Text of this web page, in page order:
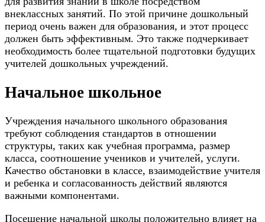
внеклассных занятий. По этой причине дошкольный
период очень важен для образования, и этот процесс
должен быть эффективным. Это также подчеркивает
необходимость более тщательной подготовки будущих
учителей дошкольных учреждений.
Начальное школьное
Учреждения начального школьного образования
требуют соблюдения стандартов в отношении
структуры, таких как учебная программа, размер
класса, соотношение учеников и учителей, услуги.
Качество обстановки в классе, взаимодействие учителя
и ребенка и согласованность действий являются
важными компонентами.
Посещение начальной школы положительно влияет на